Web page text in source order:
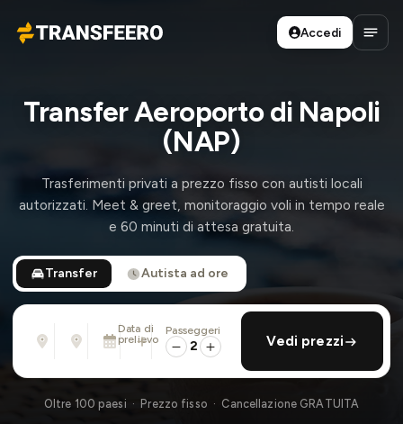
Transfeero
Accedi
Apri
Transfer Aeroporto di Napoli
(NAP)
Trasferimenti privati a prezzo fisso con autisti locali
autorizzati. Meet & greet, monitoraggio voli in tempo reale
e 60 minuti di attesa gratuita.
Transfer Autista ad ore
Indirizzo, aeroporto, albergo, ...
Indirizzo, aeroporto, albergo, ...
Data di
prelievo
Dom 9 Ago · 13:45
aggiungi ritorno
Passeggeri
2 Vedi prezzi
Oltre 100 paesi · Prezzo fisso · Cancellazione GRATUITA